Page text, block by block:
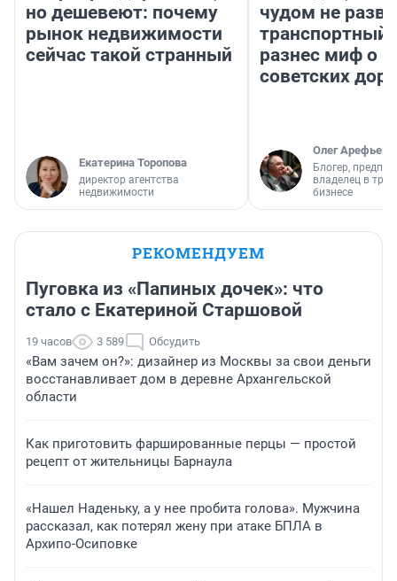
но дешевеют: почему
рынок недвижимости
сейчас такой странный
Екатерина Торопова
директор агентства
недвижимости
чудом не
транспортный
разнес миф о
советских
Олег Арефьев
Блогер,
владелец в
бизнесе
РЕКОМЕНДУЕМ
Пуговка из «Папиных дочек»: что
стало с Екатериной Старшовой
19 часов 3 589 Обсудить
«Вам зачем он?»: дизайнер из Москвы за свои деньги
восстанавливает дом в деревне Архангельской
области
Как приготовить фаршированные перцы — простой
рецепт от жительницы Барнаула
«Нашел Наденьку, а у нее пробита голова». Мужчина
рассказал, как потерял жену при атаке БПЛА в
Архипо-Осиповке